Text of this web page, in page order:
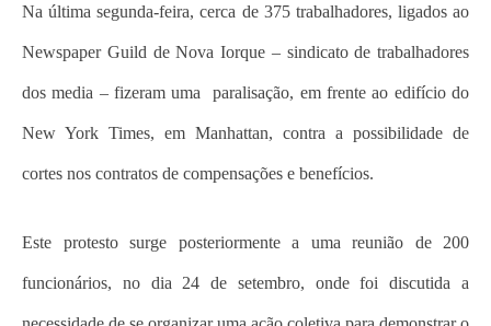
Na última segunda-feira, cerca de 375 trabalhadores, ligados ao
Newspaper Guild de Nova Iorque – sindicato de trabalhadores
dos media – fizeram uma paralisação, em frente ao edifício do
New York Times, em Manhattan, contra a possibilidade de
cortes nos contratos de compensações e benefícios.
Este protesto surge posteriormente a uma reunião de 200
funcionários, no dia 24 de setembro, onde foi discutida a